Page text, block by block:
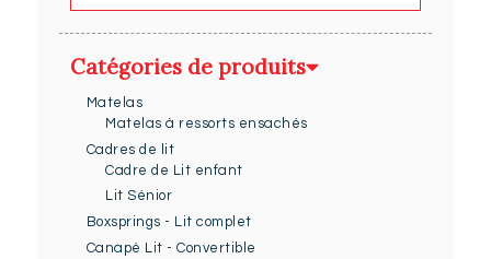
Catégories de produits
Matelas
Matelas à ressorts ensachés
Cadres de lit
Cadre de Lit enfant
Lit Sénior
Boxsprings - Lit complet
Canapé Lit - Convertible